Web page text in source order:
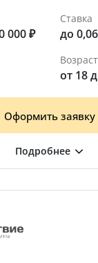
000 ₽
Ставка
до
Возраст
от 18
Оформить заявку